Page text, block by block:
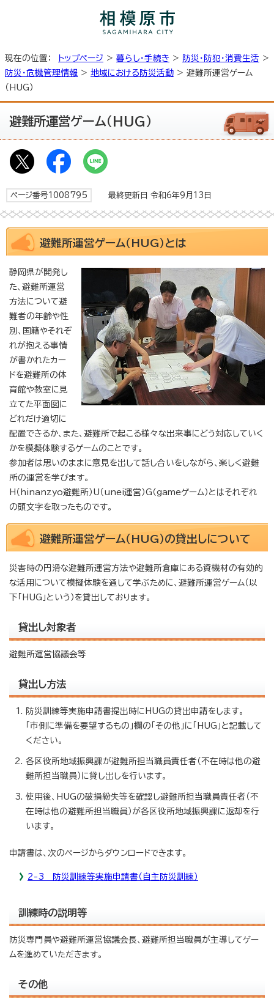
現在の位置： トップページ > 暮らし・手続き > 防災・防犯・消費生活 >
防災・危機管理情報 > 地域における防災活動 > 避難所運営ゲーム
（HUG）
避難所運営ゲーム（HUG）
ページ番号1008795 最終更新日 令和6年9月13日
避難所運営ゲーム（HUG）とは
静岡県が開発し
た、避難所運営
方法について避
難者の年齢や性
別、国籍やそれぞ
れが抱える事情
が書かれたカー
ドを避難所の体
育館や教室に見
立てた平面図に
どれだけ適切に
配置できるか、また、避難所で起こる様々な出来事にどう対応していく
かを模擬体験するゲームのことです。
参加者は思いのままに意見を出して話し合いをしながら、楽しく避難
所の運営を学びます。
H（hinanzyo避難所）U（unei運営）G（gameゲーム）とはそれぞれ
の頭文字を取ったものです。
避難所運営ゲーム（HUG）の貸出しについて
災害時の円滑な避難所運営方法や避難所倉庫にある資機材の有効的
な活用について模擬体験を通して学ぶために、避難所運営ゲーム（以
下「HUG」という）を貸出しております。
貸出し対象者
避難所運営協議会等
貸出し方法
防災訓練等実施申請書提出時にHUGの貸出申請をします。
「市側に準備を要望するもの」欄の「その他」に「HUG」と記載して
ください。
各区役所地域振興課が避難所担当職員責任者（不在時は他の避
難所担当職員）に貸し出しを行います。
使用後、HUGの破損紛失等を確認し避難所担当職員責任者（不
在時は他の避難所担当職員）が各区役所地域振興課に返却を行
います。
申請書は、次のページからダウンロードできます。
2-3 防災訓練等実施申請書（自主防災訓練）
訓練時の説明等
防災専門員や避難所運営協議会長、避難所担当職員が主導してゲー
ムを進めていただきます。
その他